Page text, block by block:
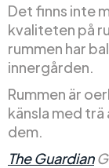
Det finns inte
kvaliteten på
rummen har
innergården.
Rummen är
känsla med
dem.
The Guardian